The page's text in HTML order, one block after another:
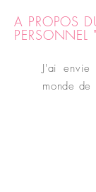
A PROPOS
PERSONNEL "
J'ai envie
monde de